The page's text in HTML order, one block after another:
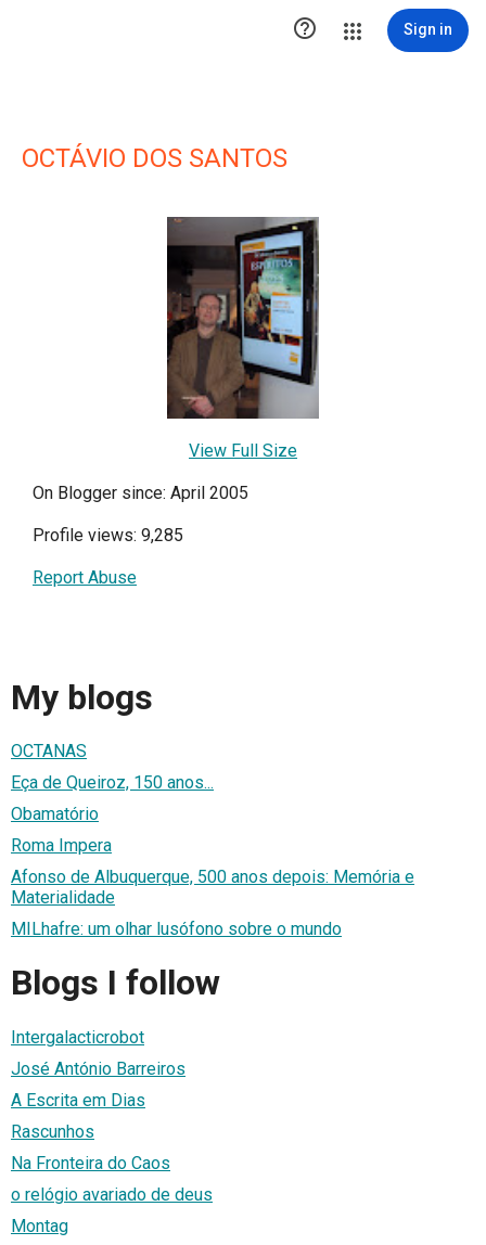
 Sign in
OCTÁVIO DOS SANTOS
View Full Size
On Blogger since: April 2005
Profile views: 9,285
Report Abuse
My blogs
OCTANAS
Eça de Queiroz, 150 anos...
Obamatório
Roma Impera
Afonso de Albuquerque, 500 anos depois: Memória e
Materialidade
MILhafre: um olhar lusófono sobre o mundo
Blogs I follow
Intergalacticrobot
José António Barreiros
A Escrita em Dias
Rascunhos
Na Fronteira do Caos
o relógio avariado de deus
Montag